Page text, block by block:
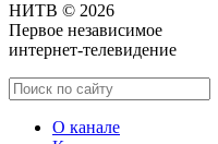
НИТВ © 2026
Первое независимое
интернет-телевидение
О канале